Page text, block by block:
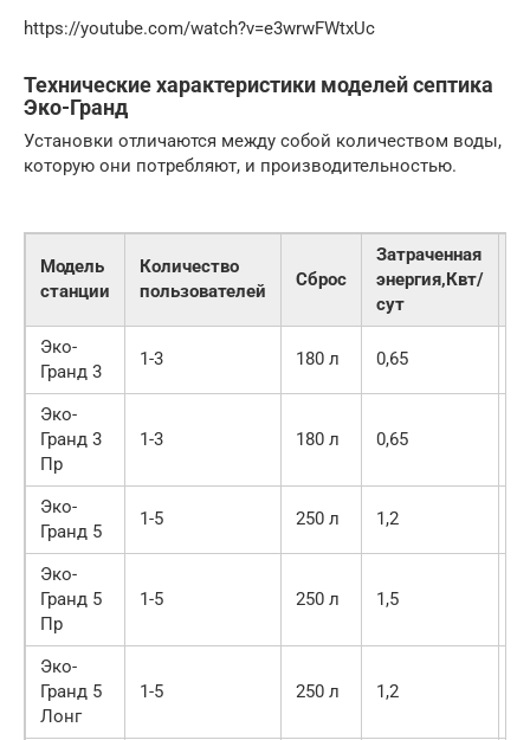
https://youtube.com/watch?v=e3wrwFWtxUc
Технические характеристики моделей септика
Эко-Гранд
Установки отличаются между собой количеством воды,
которую они потребляют, и производительностью.
Модель
станции
Количество
пользователей
Сброс
Затраченная
энергия,Квт/
сут
Эко-
Гранд 3
1-3 180 л 0,65
Эко-
Гранд 3
Пр
1-3 180 л 0,65
Эко-
Гранд 5
1-5 250 л 1,2
Эко-
Гранд 5
Пр
1-5 250 л 1,5
Эко-
Гранд 5
Лонг
1-5 250 л 1,2